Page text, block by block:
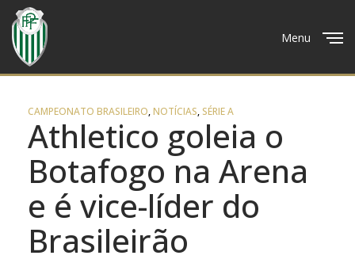
Menu
CAMPEONATO BRASILEIRO,NOTÍCIAS, SÉRIE A
Athletico goleia o
Botafogo na Arena
e é vice-líder do
Brasileirão